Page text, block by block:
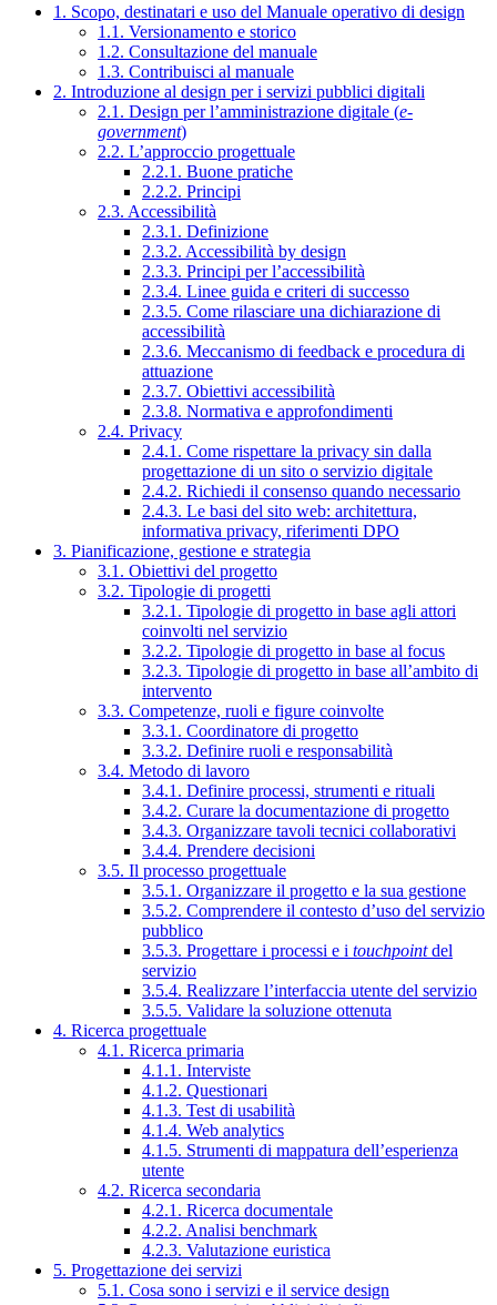
1. Scopo, destinatari e uso del Manuale operativo di design
1.1. Versionamento e storico
1.2. Consultazione del manuale
1.3. Contribuisci al manuale
2. Introduzione al design per i servizi pubblici digitali
2.1. Design per l’amministrazione digitale (e-
government)
2.2. L’approccio progettuale
2.2.1. Buone pratiche
2.2.2. Principi
2.3. Accessibilità
2.3.1. Definizione
2.3.2. Accessibilità by design
2.3.3. Principi per l’accessibilità
2.3.4. Linee guida e criteri di successo
2.3.5. Come rilasciare una dichiarazione di
accessibilità
2.3.6. Meccanismo di feedback e procedura di
attuazione
2.3.7. Obiettivi accessibilità
2.3.8. Normativa e approfondimenti
2.4. Privacy
2.4.1. Come rispettare la privacy sin dalla
progettazione di un sito o servizio digitale
2.4.2. Richiedi il consenso quando necessario
2.4.3. Le basi del sito web: architettura,
informativa privacy, riferimenti DPO
3. Pianificazione, gestione e strategia
3.1. Obiettivi del progetto
3.2. Tipologie di progetti
3.2.1. Tipologie di progetto in base agli attori
coinvolti nel servizio
3.2.2. Tipologie di progetto in base al focus
3.2.3. Tipologie di progetto in base all’ambito di
intervento
3.3. Competenze, ruoli e figure coinvolte
3.3.1. Coordinatore di progetto
3.3.2. Definire ruoli e responsabilità
3.4. Metodo di lavoro
3.4.1. Definire processi, strumenti e rituali
3.4.2. Curare la documentazione di progetto
3.4.3. Organizzare tavoli tecnici collaborativi
3.4.4. Prendere decisioni
3.5. Il processo progettuale
3.5.1. Organizzare il progetto e la sua gestione
3.5.2. Comprendere il contesto d’uso del servizio
pubblico
3.5.3. Progettare i processi e i touchpointdel
servizio
3.5.4. Realizzare l’interfaccia utente del servizio
3.5.5. Validare la soluzione ottenuta
4. Ricerca progettuale
4.1. Ricerca primaria
4.1.1. Interviste
4.1.2. Questionari
4.1.3. Test di usabilità
4.1.4. Web analytics
4.1.5. Strumenti di mappatura dell’esperienza
utente
4.2. Ricerca secondaria
4.2.1. Ricerca documentale
4.2.2. Analisi benchmark
4.2.3. Valutazione euristica
5. Progettazione dei servizi
5.1. Cosa sono i servizi e il service design